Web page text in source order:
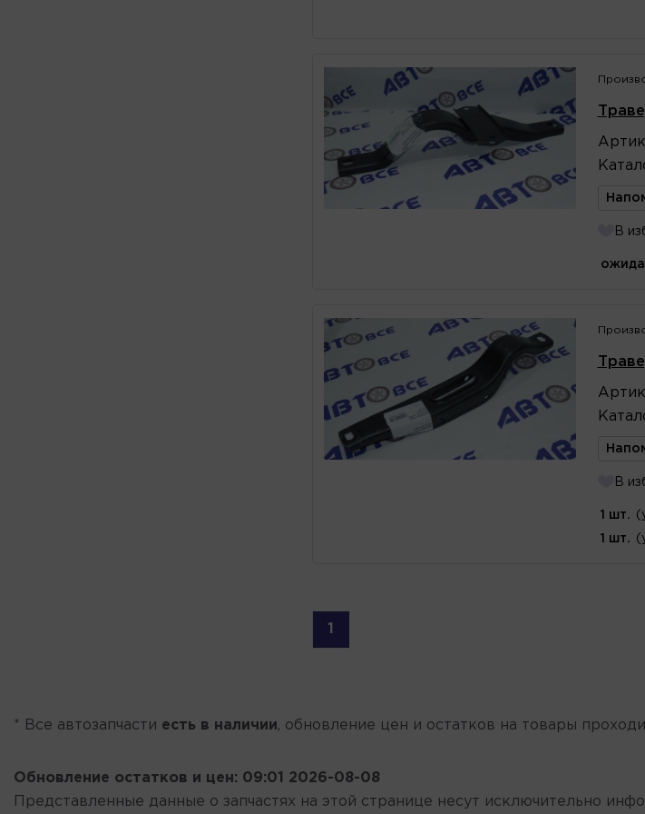
В
В
1 шт.
1 шт.
1
* Все автозапчасти есть в наличии, обновление цен и остатков на товары
Обновление остатков и цен: 09:01 2026-08-08
Представленные данные о запчастях на этой странице несут исключительно